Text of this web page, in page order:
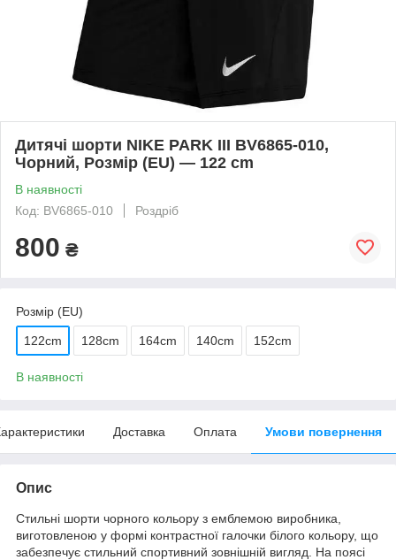
Дитячі шорти NIKE PARK III BV6865-010,
Чорний, Розмір (EU) — 122 cm
В наявності
Код: BV6865-010
Роздріб
800 ₴
Розмір (EU)
122cm 128cm 164cm 140cm 152cm
В наявності
Доставка Оплата Умови повернення
Опис
Стильні шорти чорного кольору з емблемою виробника,
виготовленою у формі контрастної галочки білого кольору, що
забезпечує стильний спортивний зовнішній вигляд. На поясі